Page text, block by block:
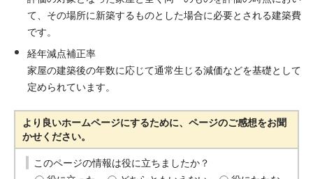
て、その場所に新築するものとした場合に必要とされる建築費
です。
経年減点補正率
家屋の建築後の年数に応じて通常生じる減価などを基礎として
定められています。
より良いホームページにするために、ページのご感想をお聞
かせください。
このページの情報は役に立ちましたか？